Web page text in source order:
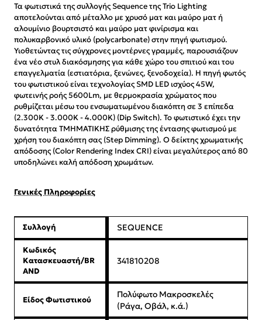
Τα φωτιστικά της συλλογής Sequence της Trio Lighting
αποτελούνται από μέταλλο με χρυσό ματ και μαύρο ματ ή
αλουμίνιο βουρτσιστό και μαύρο ματ φινίρισμα και
πολυκαρβονικό υλικό (polycarbonate) στην πηγή φωτισμού.
Υιοθετώντας τις σύγχρονες μοντέρνες γραμμές, παρουσιάζουν
ένα νέο στυλ διακόσμησης για κάθε χώρο του σπιτιού και του
επαγγελματία (εστιατόρια, ξενώνες, ξενοδοχεία). Η πηγή φωτός
του φωτιστικού είναι τεχνολογίας SMD LED ισχύος 45W,
φωτεινής ροής 5600Lm, με θερμοκρασία χρώματος που
ρυθμίζεται μέσω του ενσωματωμένου διακόπτη σε 3 επίπεδα
(2.300Κ - 3.000Κ - 4.000Κ) (Dip Switch). Το φωτιστικό έχει την
δυνατότητα ΤΜΗΜΑΤΙΚΗΣ ρύθμισης της έντασης φωτισμού με
χρήση του διακόπτη σας (Step Dimming). Ο δείκτης χρωματικής
απόδοσης (Color Rendering Index CRI) είναι μεγαλύτερος από 80
υποδηλώνει καλή απόδοση χρωμάτων.
Γενικές Πληροφορίες
Συλλογή SEQUENCE
Κωδικός
Κατασκευαστή/BR
AND
341810208
Είδος Φωτιστικού
Πολύφωτο Μακροσκελές
(Ράγα, Οβάλ, κ.ά.)